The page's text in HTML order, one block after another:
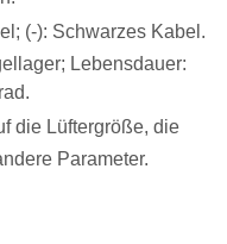
(-): Schwarzes Kabel.
Lebensdauer:
die Lüftergröße, die
Parameter.